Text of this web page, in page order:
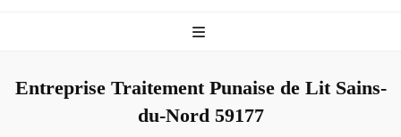
– Info
Entreprise Traitement Punaise de Lit Sains-
du-Nord 59177